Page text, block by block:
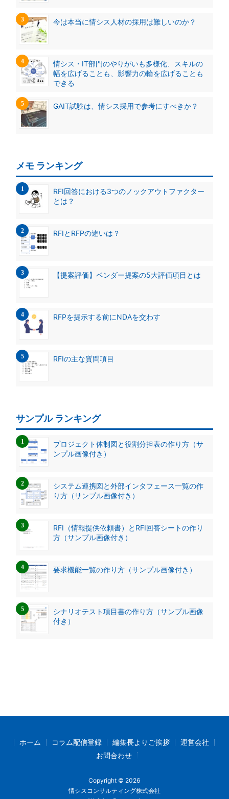
今は本当に情シス人材の採用は難しいのか？
情シス・IT部門のやりがいも多様化、スキルの
幅を広げることも、影響力の輪を広げることも
できる
GAIT試験は、情シス採用で参考にすべきか？
メモ ランキング
RFI回答における3つのノックアウトファクター
とは？
RFIとRFPの違いは？
【提案評価】ベンダー提案の5大評価項目とは
RFPを提示する前にNDAを交わす
RFIの主な質問項目
サンプル ランキング
プロジェクト体制図と役割分担表の作り方（サ
ンプル画像付き）
システム連携図と外部インタフェース一覧の作
り方（サンプル画像付き）
RFI（情報提供依頼書）とRFI回答シートの作り
方（サンプル画像付き）
要求機能一覧の作り方（サンプル画像付き）
シナリオテスト項目書の作り方（サンプル画像
付き）
Copyright © 2026
情シスコンサルティング株式会社
ホーム コラム配信登録 編集長よりご挨拶
運営会社
お問合わせ